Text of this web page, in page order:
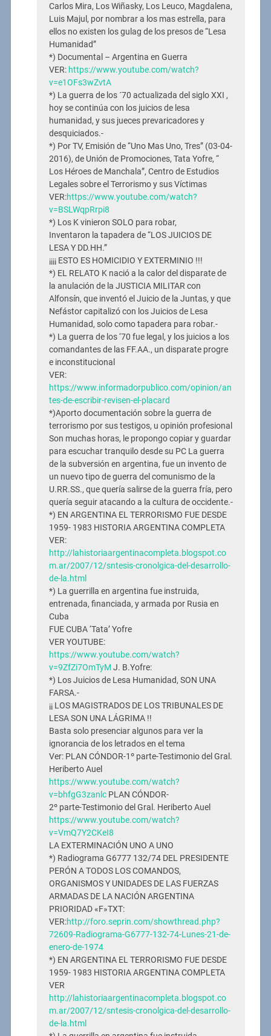
Carlos Mira, Los Wiñasky, Los Leuco, Magdalena,
Luis Majul, por nombrar a los mas estrella, para
ellos no existen los gulag de los presos de “Lesa
Humanidad”
*) Documental – Argentina en Guerra
VER: https://www.youtube.com/watch?
v=e1OFs3wZvtA
*) La guerra de los ´70 actualizada del siglo XXI ,
hoy se continúa con los juicios de lesa
humanidad, y sus jueces prevaricadores y
desquiciados.-
*) Por TV, Emisión de “Uno Mas Uno, Tres” (03-04-
2016), de Unión de Promociones, Tata Yofre, “
Los Héroes de Manchala”, Centro de Estudios
Legales sobre el Terrorismo y sus Víctimas
VER:https://www.youtube.com/watch?
v=BSLWqpRrpi8
*) Los K vinieron SOLO para robar,
Inventaron la tapadera de “LOS JUICIOS DE
LESA Y DD.HH.”
¡¡¡¡ ESTO ES HOMICIDIO Y EXTERMINIO !!!
*) EL RELATO K nació a la calor del disparate de
la anulación de la JUSTICIA MILITAR con
Alfonsín, que inventó el Juicio de la Juntas, y que
Nefástor capitalizó con los Juicios de Lesa
Humanidad, solo como tapadera para robar.-
*) La guerra de los ‘70 fue legal, y los juicios a los
comandantes de las FF.AA., un disparate progre
e inconstitucional
VER:
https://www.informadorpublico.com/opinion/an
tes-de-escribir-revisen-el-placard
*)Aporto documentación sobre la guerra de
terrorismo por sus testigos, u opinión profesional
Son muchas horas, le propongo copiar y guardar
para escuchar tranquilo desde su PC La guerra
de la subversión en argentina, fue un invento de
un nuevo tipo de guerra del comunismo de la
U.RR.SS., que quería salirse de la guerra fría, pero
quería seguir atacando a la cultura de occidente.-
*) EN ARGENTINA EL TERRORISMO FUE DESDE
1959- 1983 HISTORIA ARGENTINA COMPLETA
VER:
http://lahistoriaargentinacompleta.blogspot.co
m.ar/2007/12/sntesis-cronolgica-del-desarrollo-
de-la.html
*) La guerrilla en argentina fue instruida,
entrenada, financiada, y armada por Rusia en
Cuba
FUE CUBA ‘Tata’ Yofre
VER YOUTUBE:
https://www.youtube.com/watch?
v=9ZfZi7OmTyM J. B.Yofre:
*) Los Juicios de Lesa Humanidad, SON UNA
FARSA.-
¡¡ LOS MAGISTRADOS DE LOS TRIBUNALES DE
LESA SON UNA LÁGRIMA !!
Basta solo presenciar algunos para ver la
ignorancia de los letrados en el tema
Ver: PLAN CÓNDOR-1º parte-Testimonio del Gral.
Heriberto Auel
https://www.youtube.com/watch?
v=bhfgG3zanlcPLAN CÓNDOR-
2º parte-Testimonio del Gral. Heriberto Auel
https://www.youtube.com/watch?
v=VmQ7Y2CKeI8
LA EXTERMINACIÓN UNO A UNO
*) Radiograma G6777 132/74 DEL PRESIDENTE
PERÓN A TODOS LOS COMANDOS,
ORGANISMOS Y UNIDADES DE LAS FUERZAS
ARMADAS DE LA NACIÓN ARGENTINA
PRIORIDAD «F»TXT:
VER:http://foro.seprin.com/showthread.php?
72609-Radiograma-G6777-132-74-Lunes-21-de-
enero-de-1974
*) EN ARGENTINA EL TERRORISMO FUE DESDE
1959- 1983 HISTORIA ARGENTINA COMPLETA
VER
http://lahistoriaargentinacompleta.blogspot.co
m.ar/2007/12/sntesis-cronolgica-del-desarrollo-
de-la.html